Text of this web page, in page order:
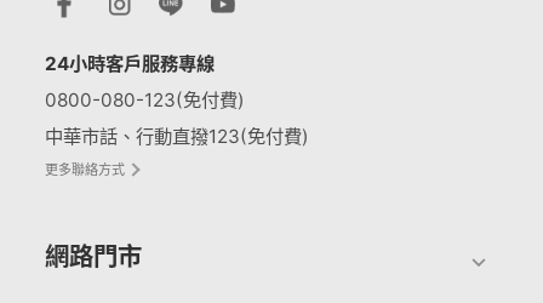
24小時客戶服務專線
0800-080-123(免付費)
中華市話、行動直撥123(免付費)
更多聯絡方式
網路門市